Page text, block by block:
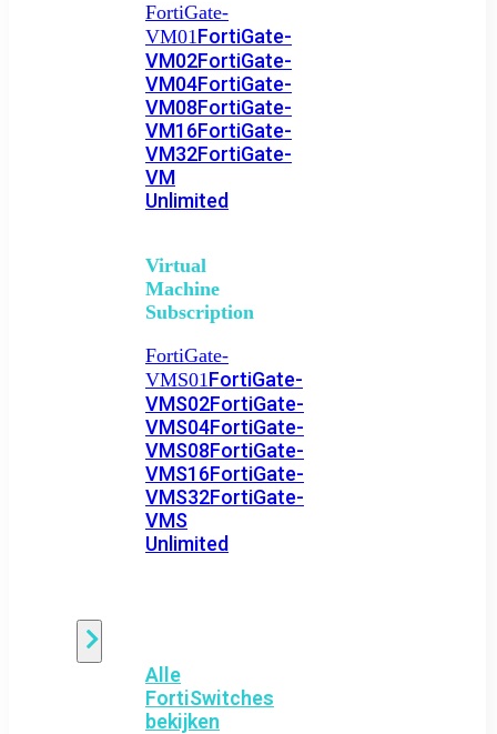
FortiGate-
VM01FortiGate-
VM02FortiGate-
VM04FortiGate-
VM08FortiGate-
VM16FortiGate-
VM32FortiGate-
VM
Unlimited
Virtual
Machine
Subscription
FortiGate-
VMS01FortiGate-
VMS02FortiGate-
VMS04FortiGate-
VMS08FortiGate-
VMS16FortiGate-
VMS32FortiGate-
VMS
Unlimited
Alle
FortiSwitches
bekijken